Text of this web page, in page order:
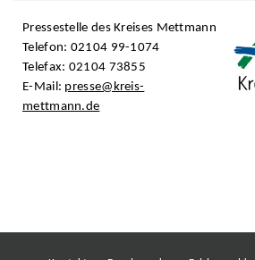
Pressestelle des Kreises Mettmann
Telefon: 02104 99-1074
Telefax: 02104 73855
E-Mail: presse@kreis-
mettmann.de